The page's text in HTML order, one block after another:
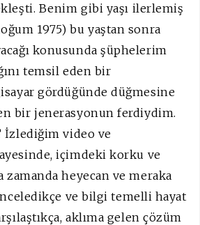
Benim gibi yaşı ilerlemiş
1975) bu yaştan sonra
konusunda şüphelerim
temsil eden bir
gördüğünde düğmesine
bir jenerasyonun ferdiydim.
İzlediğim video ve
içimdeki korku ve
zamanda heyecan ve meraka
ve bilgi temelli hayat
aklıma gelen çözüm